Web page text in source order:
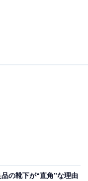
でした。
の靴下が“直角”な理由